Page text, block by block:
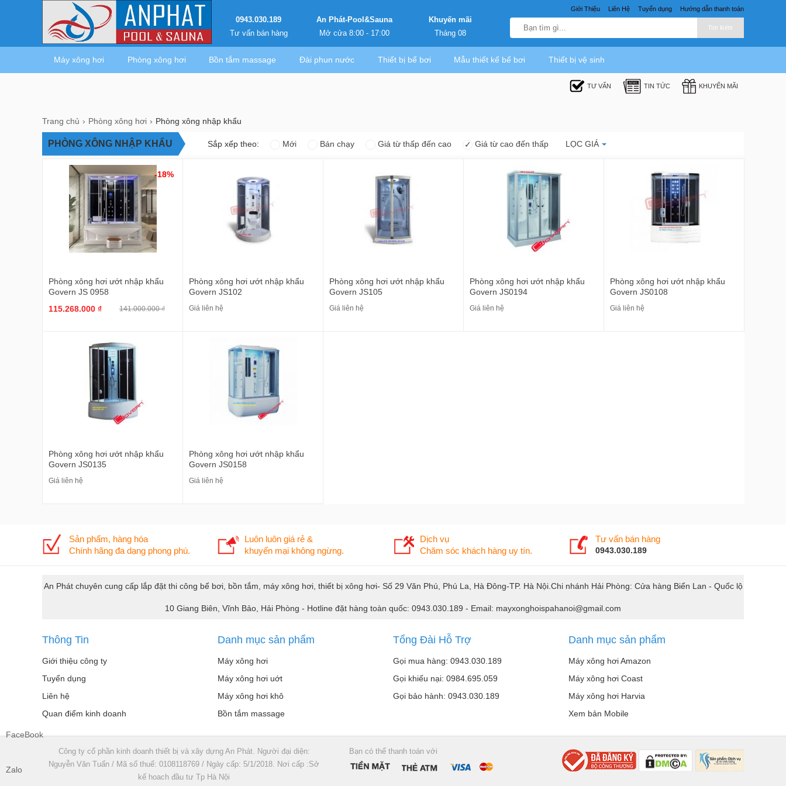
Giới Thiệu Liên Hệ Tuyển dụng Hướng dẫn thanh toán
0943.030.189
Tư vấn bán hàng
An Phát-Pool&Sauna
Mở cửa 8:00 - 17:00
Khuyến mãi
Tháng 08
Tìm kiếm
Máy xông hơi Phòng xông hơi Bồn tắm massage Đài phun nước Thiết bị bể bơi Mẫu thiết kế bể bơi Thiết bị vệ sinh
TƯ VẤN TIN TỨC KHUYẾN MÃI
Trang chủ Phòng xông hơi Phòng xông nhập khẩu
PHÒNG XÔNG NHẬP KHẨU Sắp xếp theo: Mới Bán chạy Giá từ thấp đến cao ✓ Giá từ cao đến thấp LỌC GIÁ
-18%
Phòng xông hơi ướt nhập khẩu
Govern JS 0958
115.268.000 ₫
141.000.000 ₫
Phòng xông hơi ướt nhập khẩu
Govern JS102
Giá liên hệ
Phòng xông hơi ướt nhập khẩu
Govern JS105
Giá liên hệ
Phòng xông hơi ướt nhập khẩu
Govern JS0194
Giá liên hệ
Phòng xông hơi ướt nhập khẩu
Govern JS0108
Giá liên hệ
Phòng xông hơi ướt nhập khẩu
Govern JS0135
Giá liên hệ
Phòng xông hơi ướt nhập khẩu
Govern JS0158
Giá liên hệ
Sản phẩm, hàng hóa
Chính hãng đa dạng phong phú.
Luôn luôn giá rẻ &
khuyến mại không ngừng.
Dịch vụ
Chăm sóc khách hàng uy tín.
Tư vấn bán hàng
0943.030.189
An Phát chuyên cung cấp lắp đặt thi công bể bơi, bồn tắm, máy xông hơi, thiết bị xông hơi- Số 29 Văn Phú, Phú La, Hà Đông-TP. Hà Nội.Chi nhánh Hải Phòng: Cửa hàng Biển Lan - Quốc lộ
10 Giang Biên, Vĩnh Bảo, Hải Phòng - Hotline đặt hàng toàn quốc: 0943.030.189 - Email: mayxonghoispahanoi@gmail.com
Thông Tin
Giới thiệu công ty
Tuyển dụng
Liên hệ
Quan điểm kinh doanh
Danh mục sản phẩm
Máy xông hơi
Máy xông hơi uớt
Máy xông hơi khô
Bồn tắm massage
Tổng Đài Hỗ Trợ
Gọi mua hàng: 0943.030.189
Gọi khiếu nại: 0984.695.059
Gọi bảo hành: 0943.030.189
Danh mục sản phẩm
Máy xông hơi Amazon
Máy xông hơi Coast
Máy xông hơi Harvia
Xem bản Mobile
Công ty cổ phần kinh doanh thiết bị và xây dựng An Phát. Người đại diện:
Nguyễn Văn Tuấn / Mã số thuế: 0108118769 / Ngày cấp: 5/1/2018. Nơi cấp :Sở
kế hoach đầu tư Tp Hà Nội
Bạn có thể thanh toán với
FaceBook
Zalo